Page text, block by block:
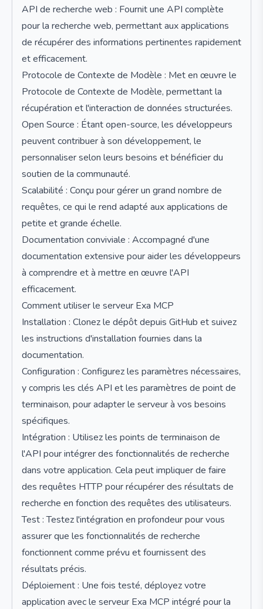
API de recherche web : Fournit une API complète
pour la recherche web, permettant aux applications
de récupérer des informations pertinentes rapidement
et efficacement.
Protocole de Contexte de Modèle : Met en œuvre le
Protocole de Contexte de Modèle, permettant la
récupération et l'interaction de données structurées.
Open Source : Étant open-source, les développeurs
peuvent contribuer à son développement, le
personnaliser selon leurs besoins et bénéficier du
soutien de la communauté.
Scalabilité : Conçu pour gérer un grand nombre de
requêtes, ce qui le rend adapté aux applications de
petite et grande échelle.
Documentation conviviale : Accompagné d'une
documentation extensive pour aider les développeurs
à comprendre et à mettre en œuvre l'API
efficacement.
Comment utiliser le serveur Exa MCP
Installation : Clonez le dépôt depuis GitHub et suivez
les instructions d'installation fournies dans la
documentation.
Configuration : Configurez les paramètres nécessaires,
y compris les clés API et les paramètres de point de
terminaison, pour adapter le serveur à vos besoins
spécifiques.
Intégration : Utilisez les points de terminaison de
l'API pour intégrer des fonctionnalités de recherche
dans votre application. Cela peut impliquer de faire
des requêtes HTTP pour récupérer des résultats de
recherche en fonction des requêtes des utilisateurs.
Test : Testez l'intégration en profondeur pour vous
assurer que les fonctionnalités de recherche
fonctionnent comme prévu et fournissent des
résultats précis.
Déploiement : Une fois testé, déployez votre
application avec le serveur Exa MCP intégré pour la